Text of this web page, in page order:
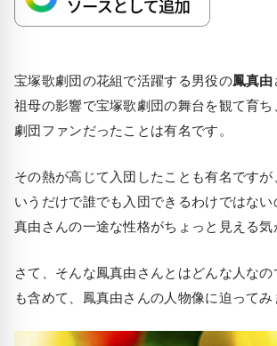
宝塚歌劇団の花組で活躍する男役の鳳真由
祖母の影響で宝塚歌劇団の舞台を観て育
劇団ファンだったことは有名です。
その熱が高じて入団したことも有名ですが
いうだけで誰でも入団できるわけではな
真由さんの一途な性格がちょっと見える気
さて、そんな鳳真由さんとはどんな人な
も含めて、鳳真由さんの人物像に迫ってみ